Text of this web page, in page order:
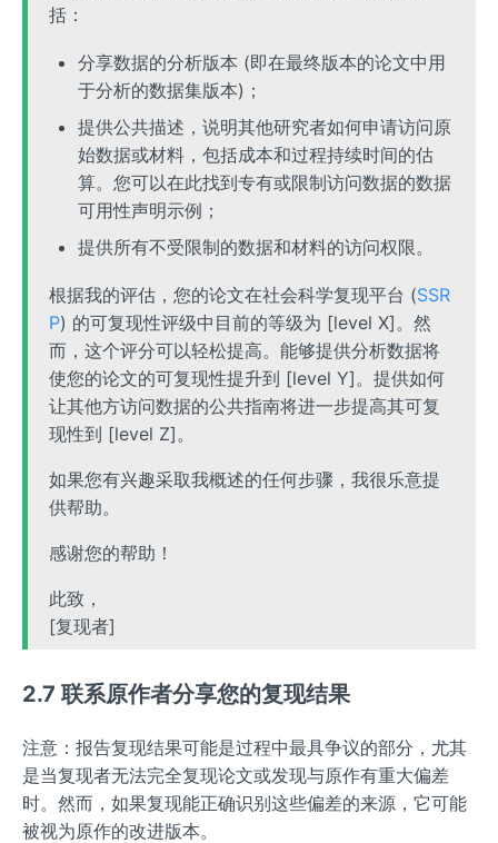
括：
分享数据的分析版本 (即在最终版本的论文中用
于分析的数据集版本)；
提供公共描述，说明其他研究者如何申请访问原
始数据或材料，包括成本和过程持续时间的估
算。您可以在此找到专有或限制访问数据的数据
可用性声明示例；
提供所有不受限制的数据和材料的访问权限。
根据我的评估，您的论文在社会科学复现平台 (SSR
P) 的可复现性评级中目前的等级为 [level X]。然
而，这个评分可以轻松提高。能够提供分析数据将
使您的论文的可复现性提升到 [level Y]。提供如何
让其他方访问数据的公共指南将进一步提高其可复
现性到 [level Z]。
如果您有兴趣采取我概述的任何步骤，我很乐意提
供帮助。
感谢您的帮助！
此致，
[复现者]
2.7 联系原作者分享您的复现结果
注意：报告复现结果可能是过程中最具争议的部分，尤其
是当复现者无法完全复现论文或发现与原作有重大偏差
时。然而，如果复现能正确识别这些偏差的来源，它可能
被视为原作的改进版本。